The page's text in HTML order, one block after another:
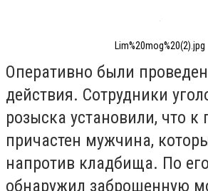
Lim%20mog%20(2).jpg
Оперативно были
действия. Сотрудники
розыска установили, что к
причастен мужчина,
напротив кладбища. По
обнаружил заброшенную